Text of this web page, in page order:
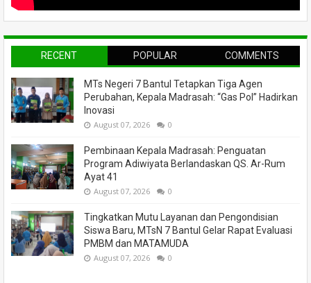
RECENT POPULAR COMMENTS
MTs Negeri 7 Bantul Tetapkan Tiga Agen
Perubahan, Kepala Madrasah: “Gas Pol” Hadirkan
Inovasi
August 07, 2026 0
Pembinaan Kepala Madrasah: Penguatan
Program Adiwiyata Berlandaskan QS. Ar-Rum
Ayat 41
August 07, 2026 0
Tingkatkan Mutu Layanan dan Pengondisian
Siswa Baru, MTsN 7 Bantul Gelar Rapat Evaluasi
PMBM dan MATAMUDA
August 07, 2026 0